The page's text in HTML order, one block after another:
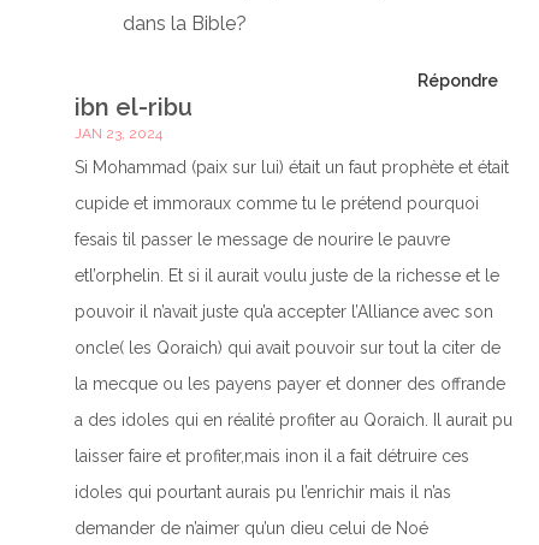
dans la Bible?
Répondre
ibn el-ribu
JAN 23, 2024
Si Mohammad (paix sur lui) était un faut prophète et était
cupide et immoraux comme tu le prétend pourquoi
fesais til passer le message de nourire le pauvre
etl’orphelin. Et si il aurait voulu juste de la richesse et le
pouvoir il n’avait juste qu’a accepter l’Alliance avec son
oncle( les Qoraich) qui avait pouvoir sur tout la citer de
la mecque ou les payens payer et donner des offrande
a des idoles qui en réalité profiter au Qoraich. Il aurait pu
laisser faire et profiter,mais inon il a fait détruire ces
idoles qui pourtant aurais pu l’enrichir mais il n’as
demander de n’aimer qu’un dieu celui de Noé